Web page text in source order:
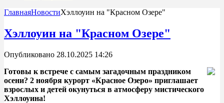
ГлавнаяНовостиХэллоуин на "Красном Озере"
Хэллоуин на "Красном Озере"
Опубликовано 28.10.2025 14:26
Готовы к встрече с самым загадочным праздником
осени? 2 ноября курорт «Красное Озеро» приглашает
взрослых и детей окунуться в атмосферу мистического
Хэллоуина!